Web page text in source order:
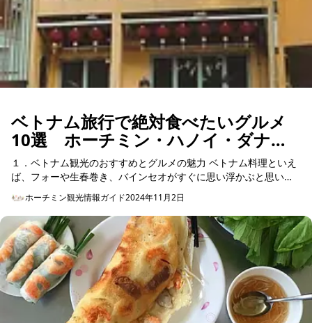
ベトナム旅行で絶対食べたいグルメ
10選 ホーチミン・ハノイ・ダナン
の名店もご紹介
１．ベトナム観光のおすすめとグルメの魅力 ベトナム料理といえ
ば、フォーや生春巻き、バインセオがすぐに思い浮かぶと思いま
す。しかし、ベトナムは北部・中部・南部の三地域にわた...
ホーチミン観光情報ガイド2024年11月2日